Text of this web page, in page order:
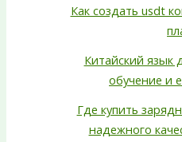
Как создать usdt
Китайский язык
обучение и
Где купить
надежного